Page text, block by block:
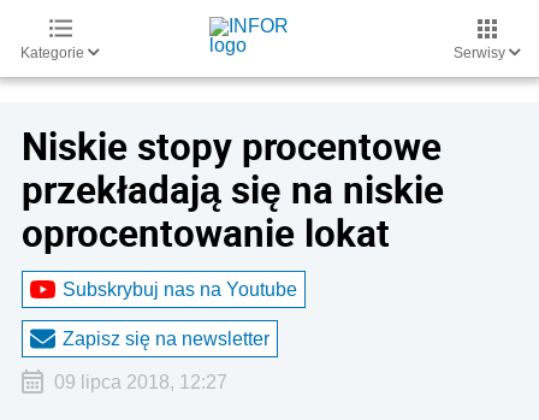
Kategorie Serwisy
Niskie stopy procentowe
przekładają się na niskie
oprocentowanie lokat
Subskrybuj nas na Youtube
Zapisz się na newsletter
09 lipca 2018, 12:27